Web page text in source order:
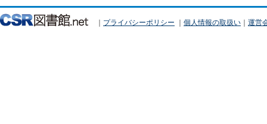
｜ プライバシーポリシー ｜ 個人情報の取扱い ｜ 運営